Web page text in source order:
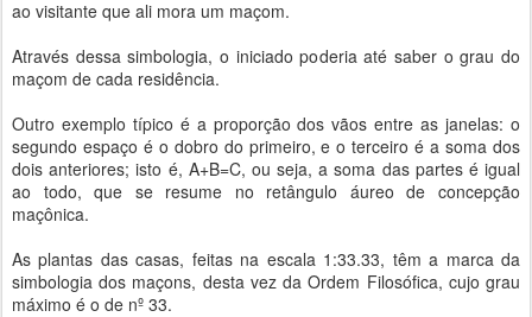
ao visitante que ali mora um maçom.
Através dessa simbologia, o iniciado poderia até saber o grau do
maçom de cada residência.
Outro exemplo típico é a proporção dos vãos entre as janelas: o
segundo espaço é o dobro do primeiro, e o terceiro é a soma dos
dois anteriores; isto é, A+B=C, ou seja, a soma das partes é igual
ao todo, que se resume no retângulo áureo de concepção
maçônica.
As plantas das casas, feitas na escala 1:33.33, têm a marca da
simbologia dos maçons, desta vez da Ordem Filosófica, cujo grau
máximo é o de nº 33.